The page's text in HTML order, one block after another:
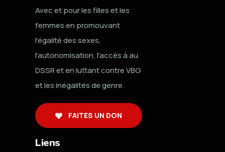
Avec et pour les filles et les
femmes en promouvant
l'égalité des sexes,
l'autonomisation, l'accès à au
DSSR et en luttant contre VBG
et les inégalités de genre.
FAITES UN DON
Liens